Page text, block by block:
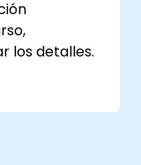
los detalles.